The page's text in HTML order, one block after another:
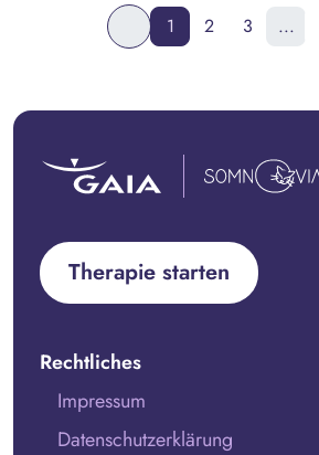
1 2 3 ...
Therapie starten
Rechtliches
Impressum
Datenschutzerklärung